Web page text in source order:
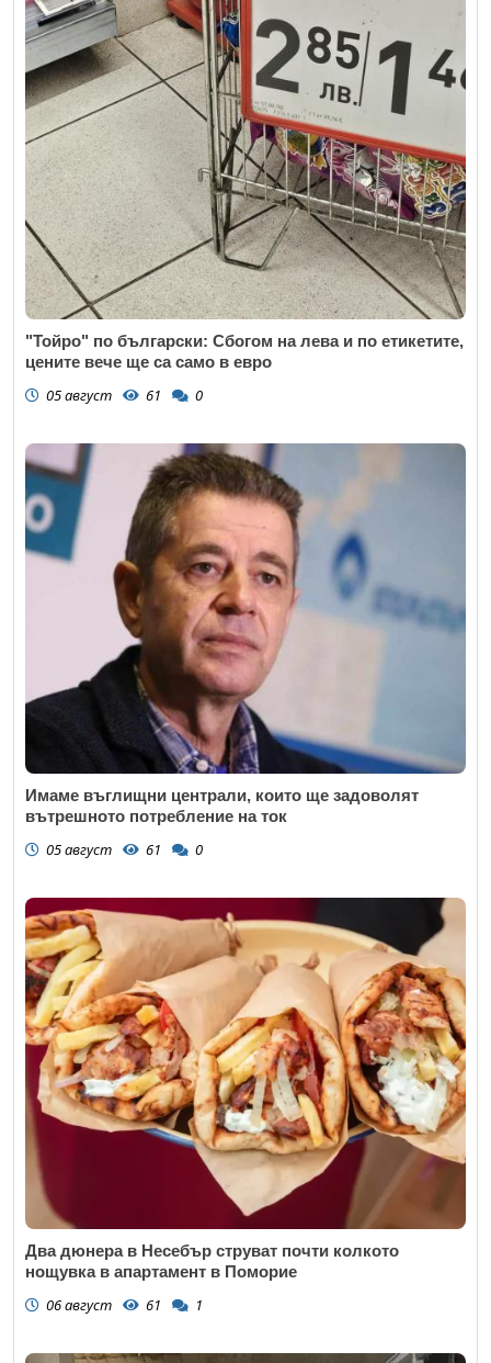
"Тойро" по български: Сбогом на лева и по етикетите,
цените вече ще са само в евро
05 август 61 0
Имаме въглищни централи, които ще задоволят
вътрешното потребление на ток
05 август 61 0
Два дюнера в Несебър струват почти колкото
нощувка в апартамент в Поморие
06 август 61 1